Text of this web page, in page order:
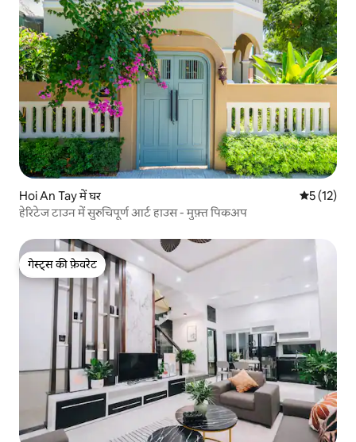
Hoi An Tay में घर औसत रेटिंग
5 (12)
हेरिटेज टाउन में सुरुचिपूर्ण आर्ट हाउस - मुफ़्त पिकअप
गेस्ट्स की फ़ेवरेट
गेस्ट्स की फ़ेवरेट